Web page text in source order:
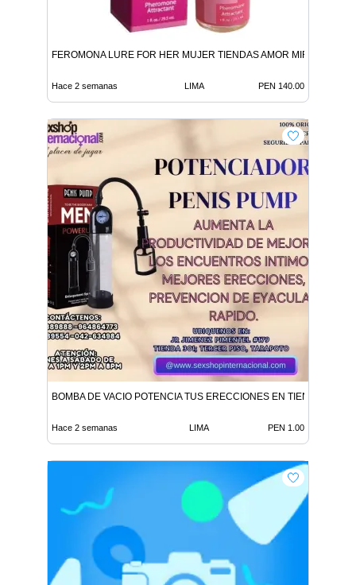
FEROMONA LURE FOR HER MUJER TIENDAS AMOR MIRAFLORES
Hace 2 semanas LIMA PEN 140.00
BOMBA DE VACIO POTENCIA TUS ERECCIONES EN TIENDAS
Hace 2 semanas LIMA PEN 1.00